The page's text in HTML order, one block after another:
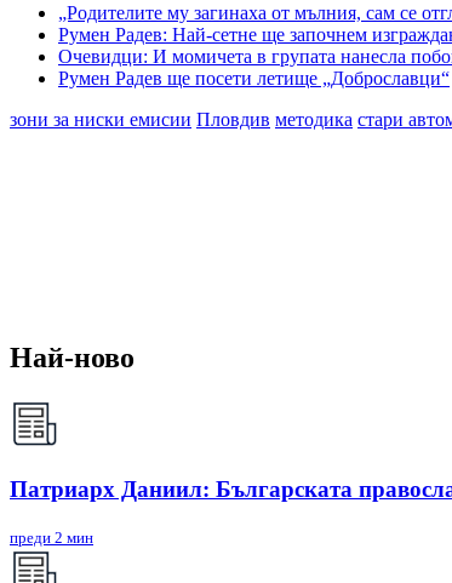
„Родителите му загинаха от мълния, сам се
Румен Радев: Най-сетне ще започнем
Очевидци: И момичета в групата нанесла
Румен Радев ще посети летище „Доброславци“
зони за ниски емисии Пловдив методика стари
Най-ново
Патриарх Даниил: Българската
преди 2 мин